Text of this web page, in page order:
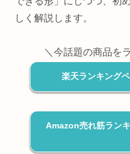
しく解説します。
＼今話題の商品を
楽天ランキング
Amazon売れ筋ラン